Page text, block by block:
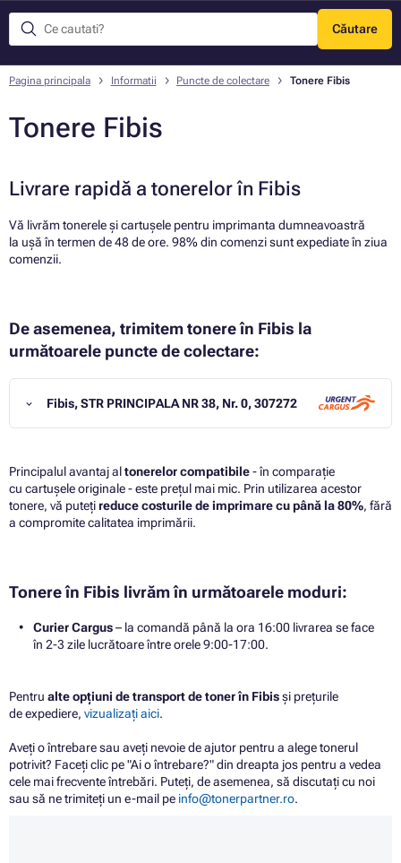
Căutare
Meniu
Pagina principala Informatii Puncte de colectare Tonere Fibis
Tonere Fibis
Livrare rapidă a tonerelor în Fibis
Vă livrăm tonerele și cartușele pentru imprimanta dumneavoastră
la ușă în termen de 48 de ore. 98% din comenzi sunt expediate în ziua
comenzii.
De asemenea, trimitem tonere în Fibis la
următoarele puncte de colectare:
Fibis, STR PRINCIPALA NR 38, Nr. 0, 307272
Principalul avantaj altonerelor compatibile- în comparație
cu cartușele originale - este prețul mai mic. Prin utilizarea acestor
tonere, vă putețireduce costurile de imprimare cu până la 80%, fără
a compromite calitatea imprimării.
Tonere în Fibis livrăm în următoarele moduri:
Curier Cargus– la comandă până la ora 16:00 livrarea se face
în 2-3 zile lucrătoare între orele 9:00-17:00.
Pentru alte opțiuni de transport de toner în Fibisși prețurile
de expediere, vizualizați aici.
Aveți o întrebare sau aveți nevoie de ajutor pentru a alege tonerul
potrivit? Faceți clic pe "Ai o întrebare?" din dreapta jos pentru a vedea
cele mai frecvente întrebări. Puteți, de asemenea, să discutați cu noi
sau să ne trimiteți un e-mail pe info@tonerpartner.ro.